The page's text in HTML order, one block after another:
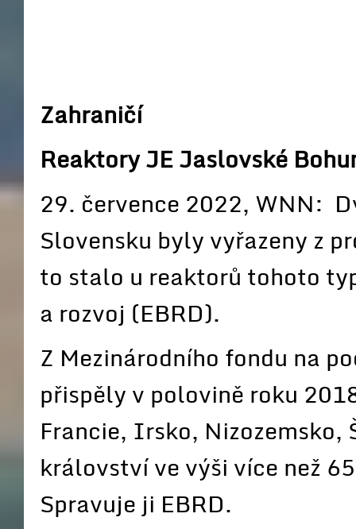
Zahraničí
Reaktory JE Jaslovské
29. července 2022, WNN:
Slovensku byly vyřazeny z
to stalo u reaktorů tohoto
a rozvoj (EBRD).
Z Mezinárodního fondu na
přispěly v polovině roku
Francie, Irsko, Nizozemsko,
království ve výši více než
Spravuje ji EBRD.